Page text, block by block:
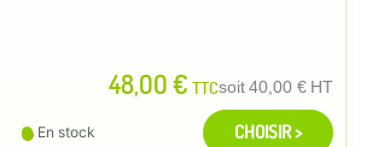
48,00 € TTCsoit40,00 € HT
En stock CHOISIR >